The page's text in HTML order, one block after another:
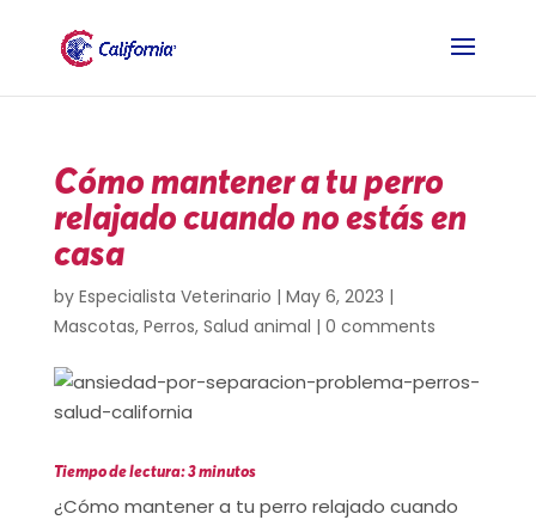
Cómo mantener a tu perro
relajado cuando no estás en
casa
by Especialista Veterinario | May 6, 2023 |
Mascotas, Perros, Salud animal | 0 comments
Tiempo de lectura: 3 minutos
¿Cómo mantener a tu perro relajado cuando